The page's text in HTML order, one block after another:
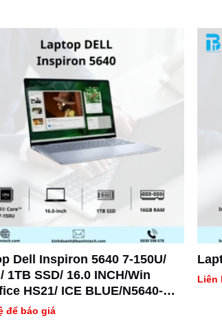
Dell Inspiron 5640 7-150U/
1TB SSD/ 16.0 INCH/Win
HS21/ ICE BLUE/N5640-
để báo giá
Liên